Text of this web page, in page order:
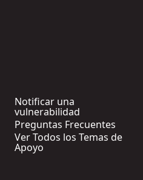
Notificar una
vulnerabilidad
Preguntas Frecuentes
Ver Todos los Temas de
Apoyo